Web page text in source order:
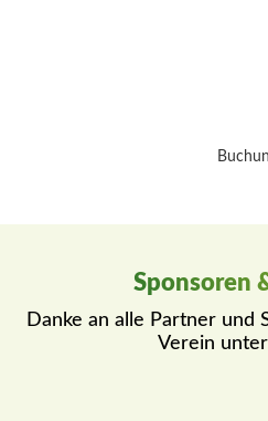
Sponsoren
Danke an alle Partner und
Verein